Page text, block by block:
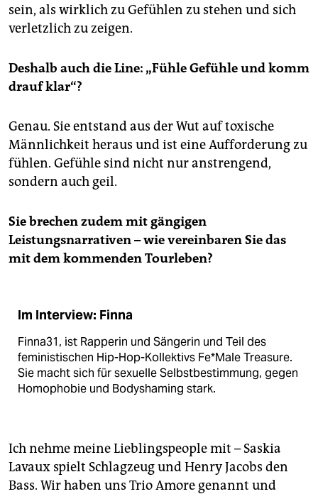
sein, als wirklich zu Gefühlen zu stehen und sich
verletzlich zu zeigen.
Deshalb auch die Line: „Fühle Gefühle und komm
drauf klar“?
Genau. Sie entstand aus der Wut auf toxische
Männlichkeit heraus und ist eine Aufforderung zu
fühlen. Gefühle sind nicht nur anstrengend,
sondern auch geil.
Sie brechen zudem mit gängigen
Leistungsnarrativen – wie vereinbaren Sie das
mit dem kommenden Tourleben?
Im Interview: Finna
Finna31, ist Rapperin und Sängerin und Teil des
feministischen Hip-Hop-Kollektivs Fe*­Ma­le Treasure.
Sie macht sich für sexuelle Selbstbestimmung, gegen
Homophobie und Bodyshaming stark.
Ich nehme meine Lieblingspeople mit – Saskia
Lavaux spielt Schlagzeug und Henry Jacobs den
Bass. Wir haben uns Trio Amore genannt und